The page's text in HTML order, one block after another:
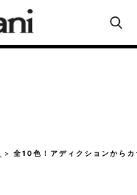
全10色！アディクションから